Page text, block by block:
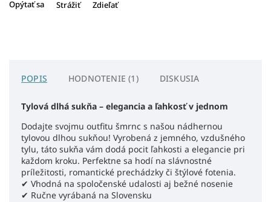
Opýtať sa Strážiť Zdieľať
POPIS HODNOTENIE (1) DISKUSIA
Tylová dlhá sukňa – elegancia a ľahkosť v jednom
Dodajte svojmu outfitu šmrnc s našou nádhernou
tylovou dlhou sukňou! Vyrobená z jemného, vzdušného
tylu, táto sukňa vám dodá pocit ľahkosti a elegancie pri
každom kroku. Perfektne sa hodí na slávnostné
príležitosti, romantické prechádzky či štýlové fotenia.
✔ Vhodná na spoločenské udalosti aj bežné nosenie
✔ Ručne vyrábaná na Slovensku